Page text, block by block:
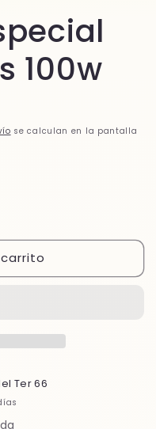
100w
se calculan en la pantalla
Ter 66